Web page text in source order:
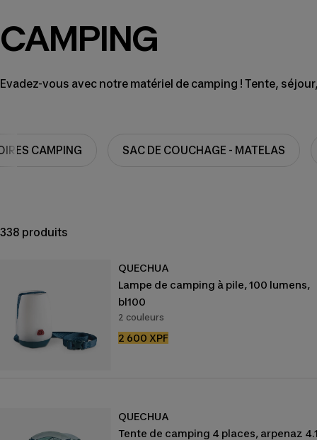
CAMPING
Evadez-vous avec notre matériel de camping ! Tente,
CAMPING SAC DE COUCHAGE - MATELAS
338 produits
QUECHUA
Lampe de camping à pile, 100 lumens,
bl100
2 couleurs
Prix
2 600 XPF
QUECHUA
Tente de camping 4 places, arpenaz